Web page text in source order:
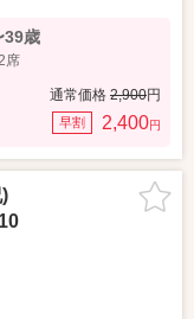
39歳
席
通常価格 2,900円
早割 2,400円